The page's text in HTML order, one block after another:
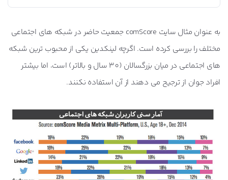
به عنوان مثال سایت comScore جمعیت حاضر در شبکه های اجتماعی
مختلف را بررسی کرده است. اگرچه لینکدین یکی از محبوب ترین شبکه
های اجتماعی در میان بزرگسالان (30 سال و بالاتر) است، اما بیشتر
افراد جوان از ترجیح می دهند از آن استفاده نکنند.